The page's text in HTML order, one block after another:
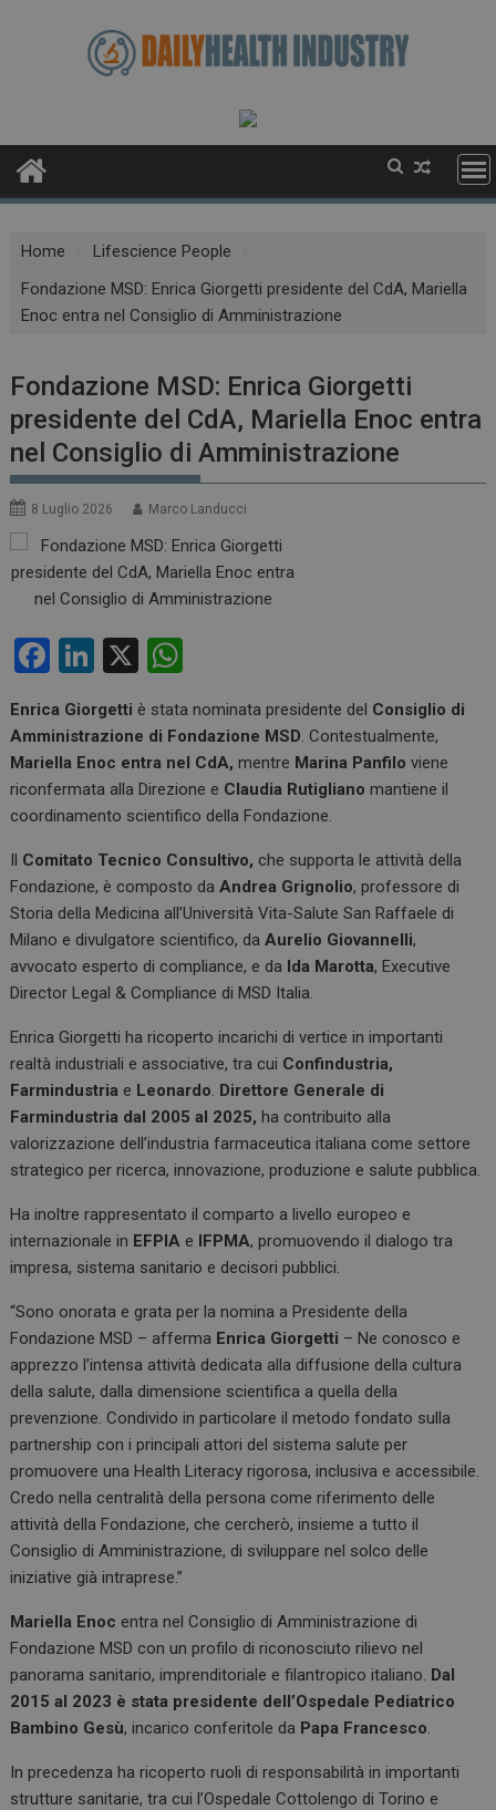
Home
Lifescience People
Fondazione MSD: Enrica Giorgetti presidente del CdA, Mariella
Enoc entra nel Consiglio di Amministrazione
Fondazione MSD: Enrica Giorgetti
presidente del CdA, Mariella Enoc entra
nel Consiglio di Amministrazione
8 Luglio 2026 Marco Landucci
F
ce
b
o
o
k
Li
ke
dI
n
X
at
s
A
p
p
Enrica Giorgetti è stata nominata presidente del Consiglio di
Amministrazione di Fondazione MSD. Contestualmente,
Mariella Enoc entra nel CdA, mentre Marina Panfiloviene
riconfermata alla Direzione e Claudia Rutigliano mantiene il
coordinamento scientifico della Fondazione.
Il Comitato Tecnico Consultivo, che supporta le attività della
Fondazione, è composto daAndrea Grignolio, professore di
Storia della Medicina all’Università Vita-Salute San Raffaele di
Milano e divulgatore scientifico, daAurelio Giovannelli,
avvocato esperto di compliance, e da Ida Marotta, Executive
Director Legal & Compliance di MSD Italia.
Enrica Giorgetti ha ricoperto incarichi di vertice in importanti
realtà industriali e associative, tra cui Confindustria,
Farmindustria e Leonardo. Direttore Generale di
Farmindustria dal 2005 al 2025, ha contribuito alla
valorizzazione dell’industria farmaceutica italiana come settore
strategico per ricerca, innovazione, produzione e salute pubblica.
Ha inoltre rappresentato il comparto a livello europeo e
internazionale in EFPIAe IFPMA, promuovendo il dialogo tra
impresa, sistema sanitario e decisori pubblici.
“Sono onorata e grata per la nomina a Presidente della
Fondazione MSD – afferma Enrica Giorgetti – Ne conosco e
apprezzo l’intensa attività dedicata alla diffusione della cultura
della salute, dalla dimensione scientifica a quella della
prevenzione. Condivido in particolare il metodo fondato sulla
partnership con i principali attori del sistema salute per
promuovere una Health Literacy rigorosa, inclusiva e accessibile.
Credo nella centralità della persona come riferimento delle
attività della Fondazione, che cercherò, insieme a tutto il
Consiglio di Amministrazione, di sviluppare nel solco delle
iniziative già intraprese.”
Mariella Enoc entra nel Consiglio di Amministrazione di
Fondazione MSD con un profilo di riconosciuto rilievo nel
panorama sanitario, imprenditoriale e filantropico italiano. Dal
2015 al 2023 è stata presidente dell’Ospedale Pediatrico
Bambino Gesù, incarico conferitole da Papa Francesco.
In precedenza ha ricoperto ruoli di responsabilità in importanti
strutture sanitarie, tra cui l’Ospedale Cottolengo di Torino e